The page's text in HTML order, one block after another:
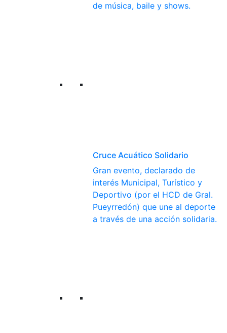
de música, baile y shows.
Cruce Acuático Solidario
Gran evento, declarado de
interés Municipal, Turístico y
Deportivo (por el HCD de Gral.
Pueyrredón) que une al deporte
a través de una acción solidaria.